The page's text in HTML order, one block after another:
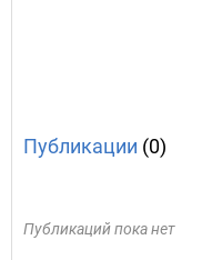
Публикации (0)
Публикаций пока нет